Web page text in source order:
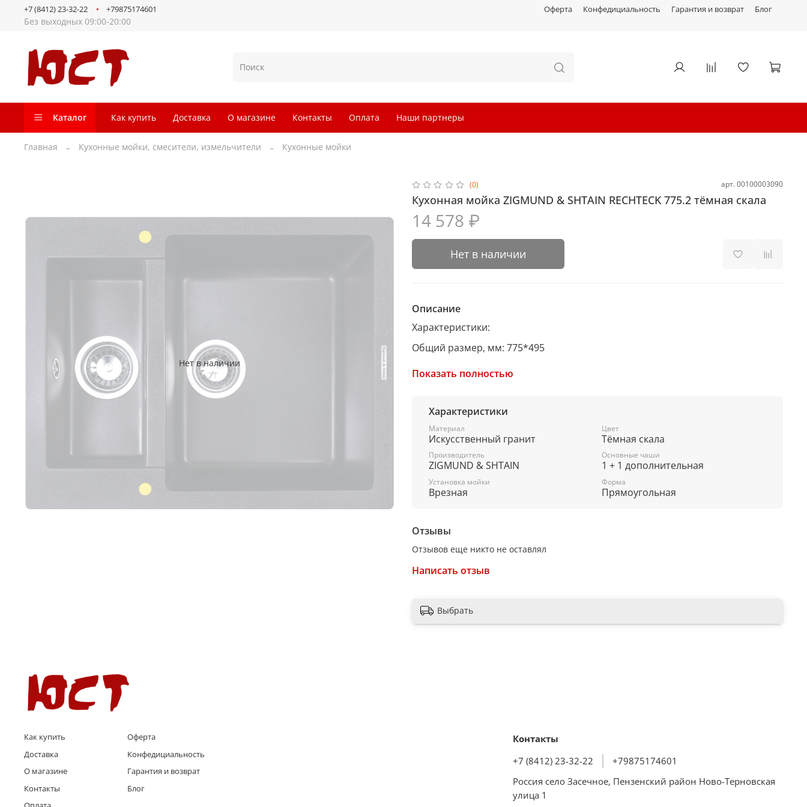
Оферта Конфедициальность Гарантия и возврат Блог
Без выходных 09:00-20:00
+7 (8412) 23-32-22 +79875174601
Каталог Как купить Доставка О магазине Контакты Оплата Наши партнеры
Главная Кухонные мойки, смесители, измельчители Кухонные мойки
Нет в наличии
(0) арт.00100003090
Кухонная мойка ZIGMUND & SHTAIN RECHTECK 775.2 тёмная скала
14 578 ₽
Нет в наличии
Описание
Характеристики:
Общий размер, мм: 775*495
Размер чаши, см: 34*42
Глубина дополнительной чаши, мм: 110
Ширина шкафа, см: 60
Материал: гранит
Сопротивление давлению, кг/кв.см: 16
Сопротивление температурам, °С: до +280
Комплектация:
Крепёжная арматура
Показать полностью
Характеристики
Материал
Искусственный гранит
Цвет
Тёмная скала
Производитель
ZIGMUND & SHTAIN
Основные чаши
1 + 1 дополнительная
Установка мойки
Врезная
Форма
Прямоугольная
Отзывы
Отзывов еще никто не оставлял
Написать отзыв
Выбрать
Как купить
Доставка
О магазине
Контакты
Оферта
Конфедициальность
Гарантия и возврат
Блог
Контакты
+7 (8412) 23-32-22
+79875174601
Россия село Засечное, Пензенский район Ново-Терновская
улица 1